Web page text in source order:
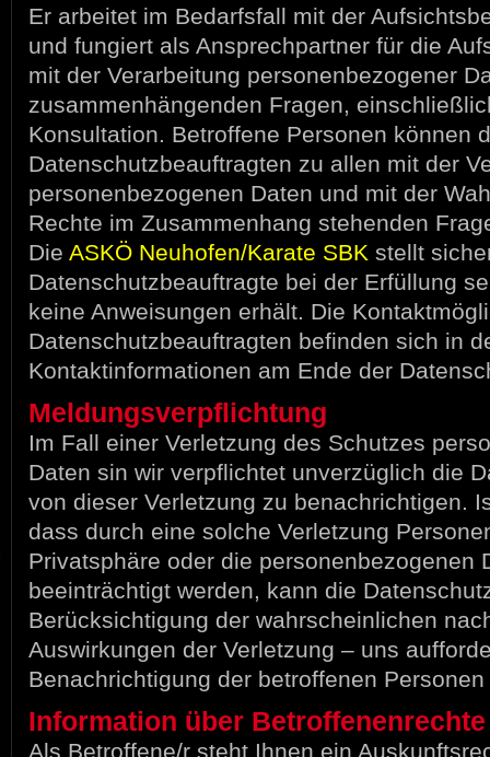
Er arbeitet im Bedarfsfall mit der
und fungiert als Ansprechpartner für die
mit der Verarbeitung personenbezogener
zusammenhängenden Fragen,
Konsultation. Betroffene Personen können
Datenschutzbeauftragten zu allen mit der
personenbezogenen Daten und mit der
Rechte im Zusammenhang stehenden
Die ASKÖ Neuhofen/Karate SBK stellt
Datenschutzbeauftragte bei der Erfüllung
keine Anweisungen erhält. Die
Datenschutzbeauftragten befinden sich in
Kontaktinformationen am Ende der
Meldungsverpflichtung
Im Fall einer Verletzung des Schutzes
Daten sin wir verpflichtet unverzüglich die
von dieser Verletzung zu benachrichtigen.
dass durch eine solche Verletzung
Privatsphäre oder die personenbezogenen
beeinträchtigt werden, kann die
Berücksichtigung der wahrscheinlichen
Auswirkungen der Verletzung – uns
Benachrichtigung der betroffenen
Information über Betroffenenrechte
Als Betroffene/r steht Ihnen ein